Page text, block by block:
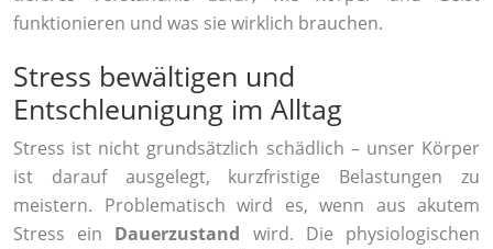
funktionieren und was sie wirklich brauchen.
Stress bewältigen und
Entschleunigung im Alltag
Stress ist nicht grundsätzlich schädlich – unser Körper
ist darauf ausgelegt, kurzfristige Belastungen zu
meistern. Problematisch wird es, wenn aus akutem
Stress ein Dauerzustand wird. Die physiologischen